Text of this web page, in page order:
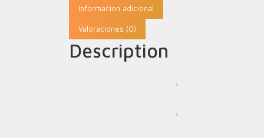
Información adicional
Valoraciones (0)
Description